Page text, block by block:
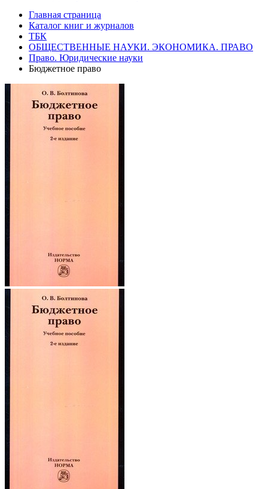
Главная страница
Каталог книг и журналов
ТБК
ОБЩЕСТВЕННЫЕ НАУКИ. ЭКОНОМИКА. ПРАВО
Право. Юридические науки
Бюджетное право